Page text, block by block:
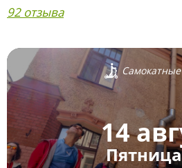
92 отзыва
Самокатные
14